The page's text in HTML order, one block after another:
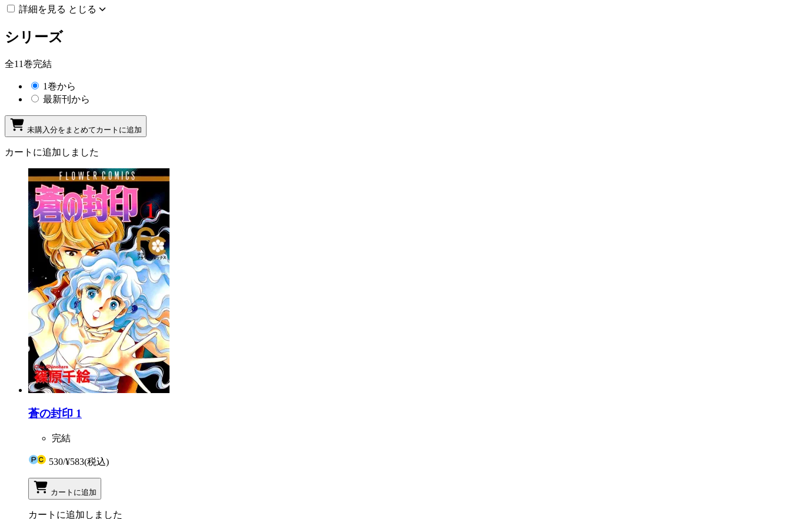
詳細を見る とじる
シリーズ
全11巻完結
1巻から
最新刊から
未購入分をまとめてカートに追加
カートに追加しました
蒼の封印 1
完結
530/¥583(税込)
カートに追加
カートに追加しました